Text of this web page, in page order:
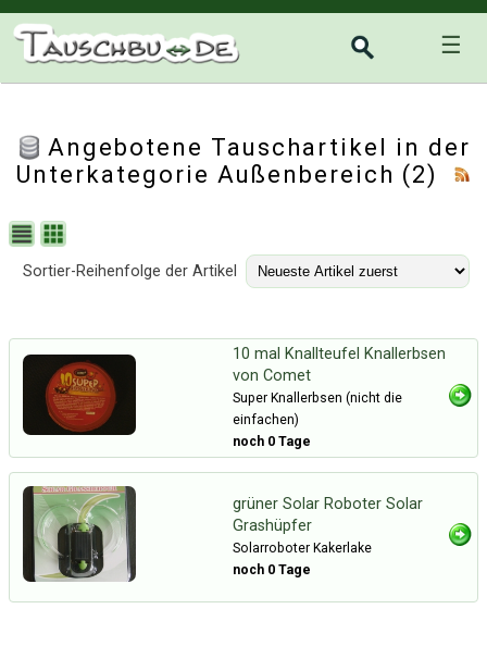
☰
Angebotene Tauschartikel in der
Unterkategorie Außenbereich (2)
Sortier-Reihenfolge der Artikel
10 mal Knallteufel Knallerbsen
von Comet
Super Knallerbsen (nicht die
einfachen)
noch 0 Tage
grüner Solar Roboter Solar
Grashüpfer
Solarroboter Kakerlake
noch 0 Tage